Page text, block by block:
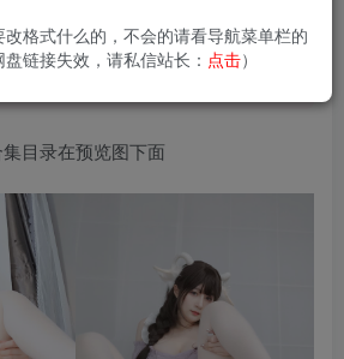
讲究，本人也是元老大热门人物
类的编号不？是001号。
目录在预览图下面
改格式什么的，不会的请看导航菜单栏的
链接失效，请私信站长： 点击）